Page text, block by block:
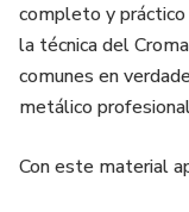
completo y práctico
la técnica del
comunes en
metálico
Con este material